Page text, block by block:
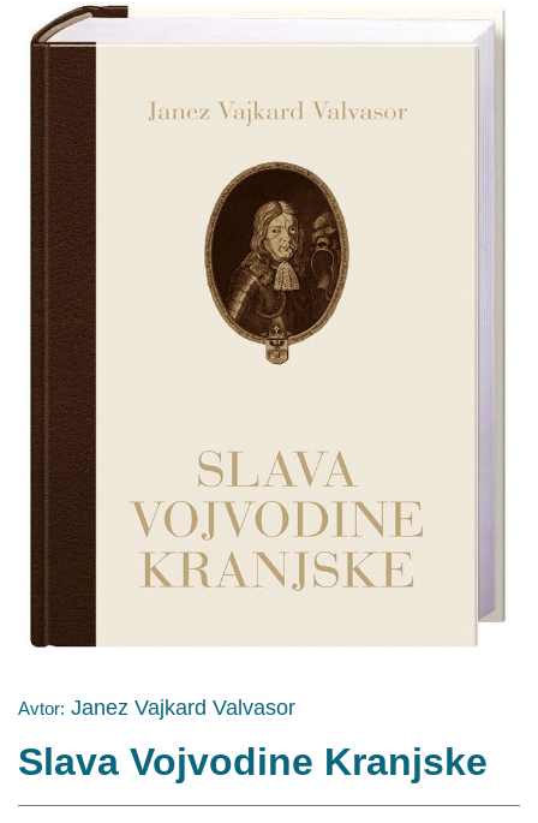
Avtor: Janez Vajkard Valvasor
Slava Vojvodine Kranjske